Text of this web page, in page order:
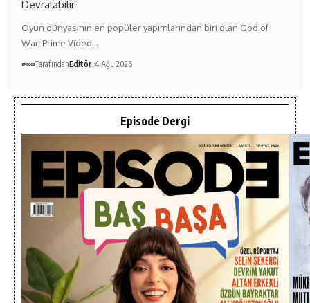
Devralabilir
Oyun dünyasının en popüler yapımlarından biri olan God of
War, Prime Video…
TarafındanEditör 4 Ağu 2026
Episode Dergi